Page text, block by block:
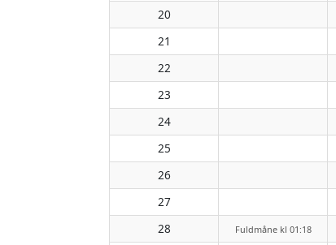
20
21
22
23
24
25
26
27
28
Fuldmåne kl 01:18